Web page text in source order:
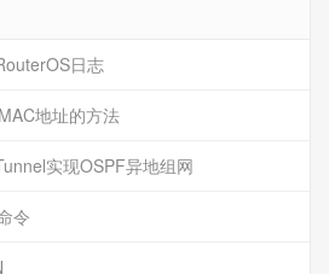
日志
地址的方法
实现OSPF异地组网
令